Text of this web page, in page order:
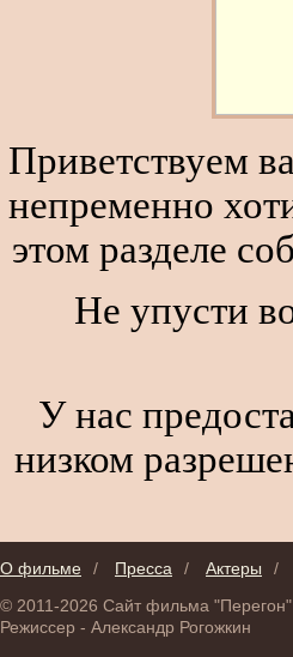
Приветствуем
непременно
этом разделе
Не упусти
У нас
низком
О фильме / Пресса / Актеры /
© 2011-2026 Сайт фильма "Перегон"
Режиссер - Александр Рогожкин